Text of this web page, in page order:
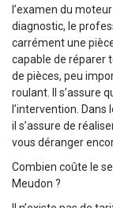
l’examen du
diagnostic, le
carrément une
capable de réparer
de pièces, peu
roulant. Il s’assure
l’intervention. Dans
il s’assure de
vous déranger
Combien coûte le
Meudon ?